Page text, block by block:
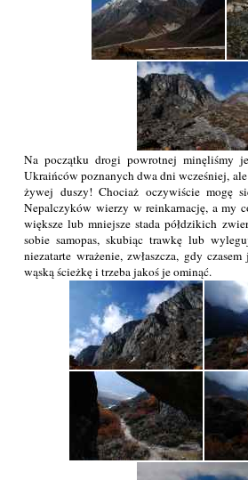
Na początku drogi powrotnej minęliśmy
Ukraińców poznanych dwa dni wcześniej,
żywej duszy! Chociaż oczywiście mogę
Nepalczyków wierzy w reinkarnację, a my
większe lub mniejsze stada półdzikich
sobie samopas, skubiąc trawkę lub
niezatarte wrażenie, zwłaszcza, gdy
wąską ścieżkę i trzeba jakoś je ominąć.